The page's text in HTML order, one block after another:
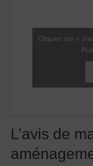
Cliquez sur «
L’avis de